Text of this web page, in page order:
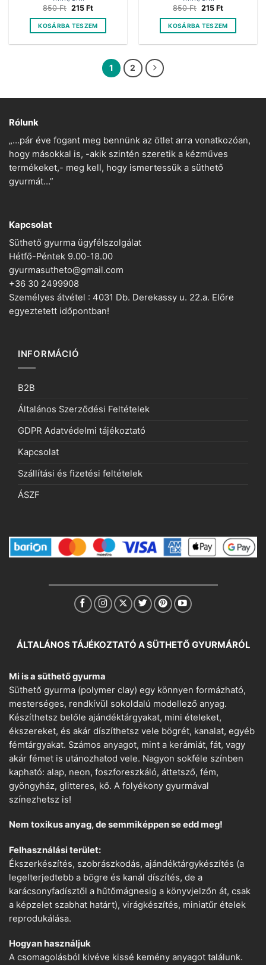
850Ft Original
was:
850 Ft.
215 FtCurrent
is:
215 Ft.
KOSÁRBA TESZEM
850Ft Original
was:
850 Ft.
215 FtCurrent
is:
215 Ft.
KOSÁRBA TESZEM
1 2
Rólunk
„…pár éve fogant meg bennünk az ötlet arra vonatkozóan,
hogy másokkal is, -akik szintén szeretik a kézműves
termékeket,- meg kell, hogy ismertessük a süthető
gyurmát…”
Kapcsolat
Süthető gyurma ügyfélszolgálat
Hétfő-Péntek 9.00-18.00
gyurmasutheto@gmail.com
+36 30 2499908
Személyes átvétel : 4031 Db. Derekassy u. 22.a. Előre
egyeztetett időpontban!
INFORMÁCIÓ
B2B
Általános Szerződési Feltételek
GDPR Adatvédelmi tájékoztató
Kapcsolat
Szállítási és fizetési feltételek
ÁSZF
ÁLTALÁNOS TÁJÉKOZTATÓ A SÜTHETŐ GYURMÁRÓL
Mi is a süthető gyurma
Süthető gyurma (polymer clay) egy könnyen formázható,
mesterséges, rendkívül sokoldalú modellező anyag.
Készíthetsz belőle ajándéktárgyakat, mini ételeket,
ékszereket, és akár díszíthetsz vele bögrét, kanalat, egyéb
fémtárgyakat. Számos anyagot, mint a kerámiát, fát, vagy
akár fémet is utánozhatod vele. Nagyon sokféle színben
kapható: alap, neon, foszforeszkáló, áttetsző, fém,
gyöngyház, glitteres, kő. A folyékony gyurmával
színezhetsz is!
Nem toxikus anyag, de semmiképpen se edd meg!
Felhasználási terület:
Ékszerkészítés, szobrászkodás, ajándéktárgykészítés (a
legelterjedtebb a bögre és kanál díszítés, de a
karácsonyfadísztől a hűtőmágnesig a könyvjelzőn át, csak
a képzelet szabhat határt), virágkészítés, miniatűr ételek
reprodukálása.
Hogyan használjuk
A csomagolásból kivéve kissé kemény anyagot találunk.